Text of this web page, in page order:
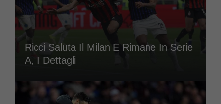
Ricci Saluta Il Milan E Rimane In Serie
A, I Dettagli